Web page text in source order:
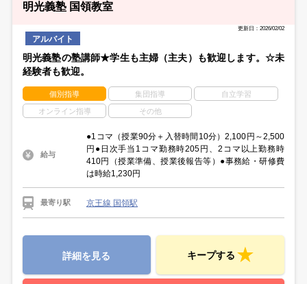
明光義塾 国領教室
更新日：2026/02/02
アルバイト
明光義塾の塾講師★学生も主婦（主夫）も歓迎します。☆未
経験者も歓迎。
個別指導 集団指導 自立学習
オンライン指導 その他
給与
●1コマ（授業90分＋入替時間10分）2,100円～2,500
円●日次手当1コマ勤務時205円、2コマ以上勤務時
410円（授業準備、授業後報告等）●事務給・研修費
は時給1,230円
最寄り駅 京王線 国領駅
詳細を見る キープする